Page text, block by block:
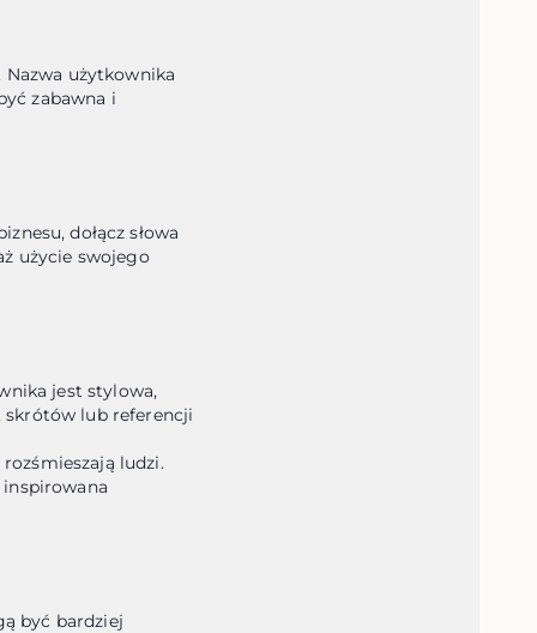
użytkownika
zabawna i
dołącz słowa
użycie swojego
jest stylowa,
skrótów lub referencji
ludzi.
inspirowana
być bardziej